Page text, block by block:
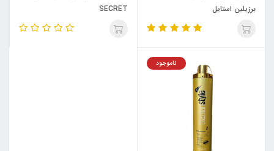
برزیلین استایل
SECRET
ناموجود